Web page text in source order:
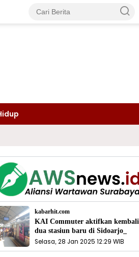
kabarhit.com
KAI Commuter aktifkan kembali
dua stasiun baru di Sidoarjo_
Selasa, 28 Jan 2025 12:29 WIB